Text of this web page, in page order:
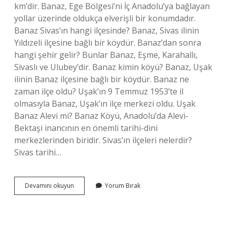
km’dir. Banaz, Ege Bölgesi’ni İç Anadolu’ya bağlayan
yollar üzerinde oldukça elverişli bir konumdadır.
Banaz Sivas’ın hangi ilçesinde? Banaz, Sivas ilinin
Yıldızeli ilçesine bağlı bir köydür. Banaz’dan sonra
hangi şehir gelir? Bunlar Banaz, Eşme, Karahallı,
Sivaslı ve Ulubey’dir. Banaz kimin köyü? Banaz, Uşak
ilinin Banaz ilçesine bağlı bir köydür. Banaz ne
zaman ilçe oldu? Uşak’ın 9 Temmuz 1953’te il
olmasıyla Banaz, Uşak’ın ilçe merkezi oldu. Uşak
Banaz Alevi mi? Banaz Köyü, Anadolu’da Alevi-
Bektaşi inancının en önemli tarihi-dini
merkezlerinden biridir. Sivas’ın ilçeleri nelerdir?
Sivas tarihi…
Devamını okuyun
Hangi
Yorum Bırak